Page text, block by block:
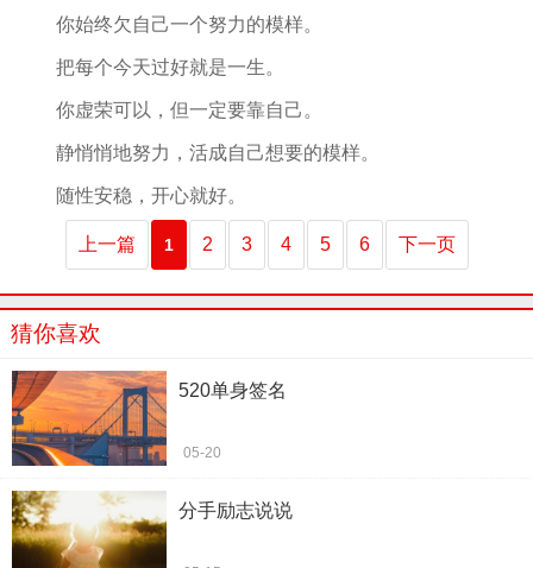
你始终欠自己一个努力的模样。
把每个今天过好就是一生。
你虚荣可以，但一定要靠自己。
静悄悄地努力，活成自己想要的模样。
随性安稳，开心就好。
上一篇 1 2 3 4 5 6 下一页
猜你喜欢
520单身签名
05-20
分手励志说说